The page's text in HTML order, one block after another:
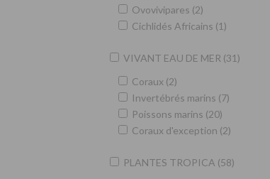
Ovovivipares (2)
Cichlidés Africains (1)
VIVANT EAU DE MER (31)
Coraux (2)
Invertébrés marins (7)
Poissons marins (20)
Coraux d'exception (2)
PLANTES TROPICA (58)